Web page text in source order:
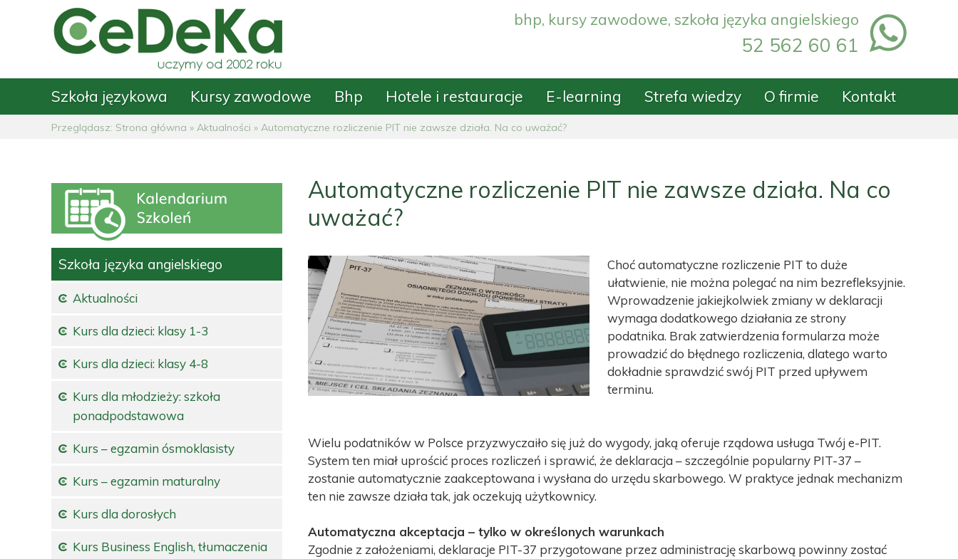
bhp, kursy zawodowe, szkoła języka angielskiego
52 562 60 61
Szkoła językowa Kursy zawodowe Bhp Hotele i restauracje E-learning Strefa wiedzy O firmie Kontakt
Przeglądasz: Strona główna » Aktualności » Automatyczne rozliczenie PIT nie zawsze działa. Na co uważać?
Automatyczne rozliczenie PIT nie zawsze działa. Na co
uważać?
Choć automatyczne rozliczenie PIT to duże
ułatwienie, nie można polegać na nim bezrefleksyjnie.
Wprowadzenie jakiejkolwiek zmiany w deklaracji
wymaga dodatkowego działania ze strony
podatnika. Brak zatwierdzenia formularza może
prowadzić do błędnego rozliczenia, dlatego warto
dokładnie sprawdzić swój PIT przed upływem
terminu.
Wielu podatników w Polsce przyzwyczaiło się już do wygody, jaką oferuje rządowa usługa Twój e-PIT.
System ten miał uprościć proces rozliczeń i sprawić, że deklaracja – szczególnie popularny PIT-37 –
zostanie automatycznie zaakceptowana i wysłana do urzędu skarbowego. W praktyce jednak mechanizm
ten nie zawsze działa tak, jak oczekują użytkownicy.
Automatyczna akceptacja – tylko w określonych warunkach
Zgodnie z założeniami, deklaracje PIT-37 przygotowane przez administrację skarbową powinny zostać
Szkoła języka angielskiego
Aktualności
Kurs dla dzieci: klasy 1-3
Kurs dla dzieci: klasy 4-8
Kurs dla młodzieży: szkoła
ponadpodstawowa
Kurs – egzamin ósmoklasisty
Kurs – egzamin maturalny
Kurs dla dorosłych
Kurs Business English, tłumaczenia